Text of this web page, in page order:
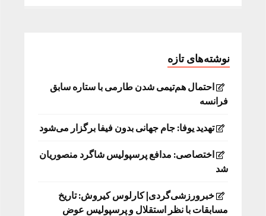
نوشته‌های تازه
احتمال هم‌تیمی شدن طارمی با ستاره سابق
فرانسه
تهدید یوفا: جام جهانی بدون فیفا برگزار می‌شود
اختصاصی: مدافع پرسپولیس شاگرد منصوریان
شد
خبرورزشی‌گردی| کارلوس کیروش: تاریخ
مسابقات با نظر استقلال و پرسپولیس عوض